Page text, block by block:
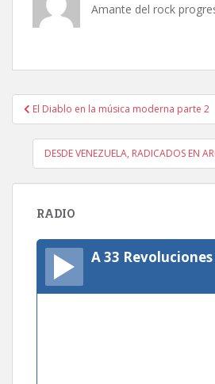
Amante del rock
Navegación
de
entradas
El Diablo en la música moderna parte 2
DESDE VENEZUELA, RADICADOS EN
RADIO
A 33 Revoluciones